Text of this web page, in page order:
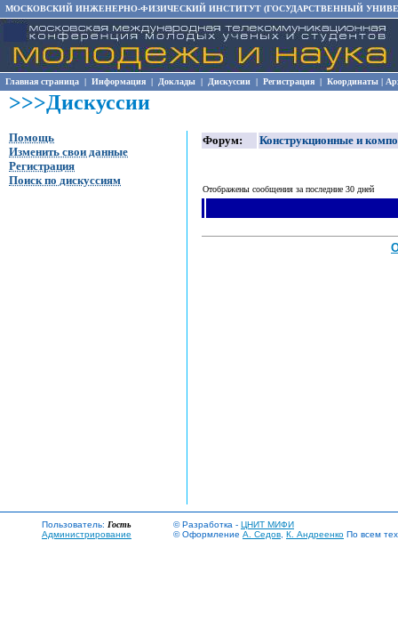
МОСКОВСКИЙ ИНЖЕНЕРНО-ФИЗИЧЕСКИЙ ИНСТИТУТ (ГОСУДАРСТВЕННЫЙ
Главная страница | Информация | Доклады | Дискуссии | Регистрация | Координаты |
>>>Дискуссии
Помощь
Изменить свои данные
Регистрация
Поиск по дискуссиям
Форум: Конструкционные и
Отображены сообщения за последние 30 дней
Пользователь: Гость
Администрирование
© Разработка - ЦНИТ МИФИ
© Оформление А. Седов К. Андреенко По всем